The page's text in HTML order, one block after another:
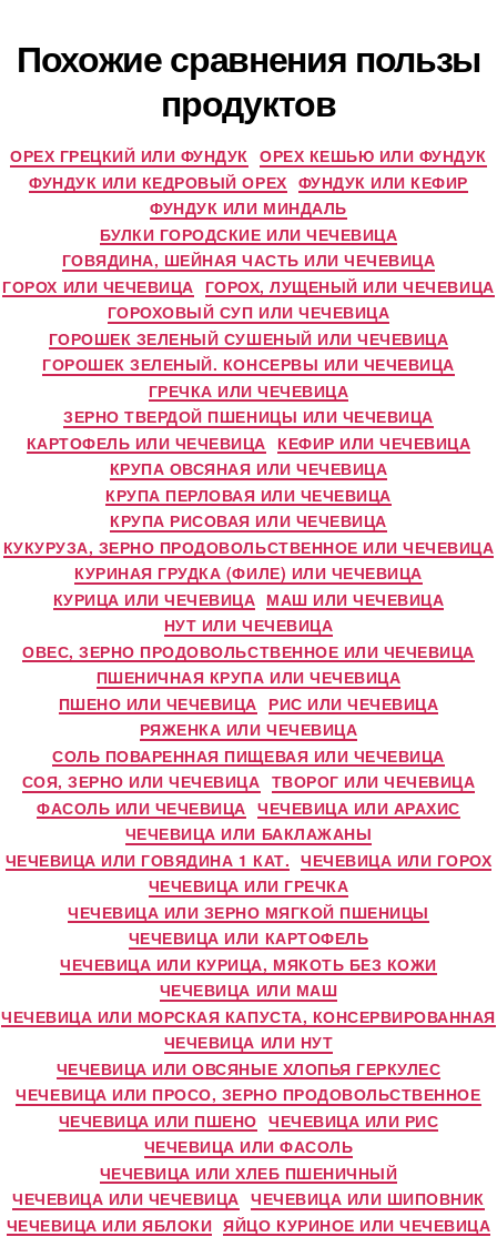
Похожие сравнения пользы
продуктов
ОРЕХ ГРЕЦКИЙ ИЛИ ФУНДУК ОРЕХ КЕШЬЮ ИЛИ ФУНДУК
ФУНДУК ИЛИ КЕДРОВЫЙ ОРЕХ ФУНДУК ИЛИ КЕФИР
ФУНДУК ИЛИ МИНДАЛЬ
БУЛКИ ГОРОДСКИЕ ИЛИ ЧЕЧЕВИЦА
ГОВЯДИНА, ШЕЙНАЯ ЧАСТЬ ИЛИ ЧЕЧЕВИЦА
ГОРОХ ИЛИ ЧЕЧЕВИЦА ГОРОХ, ЛУЩЕНЫЙ ИЛИ ЧЕЧЕВИЦА
ГОРОХОВЫЙ СУП ИЛИ ЧЕЧЕВИЦА
ГОРОШЕК ЗЕЛЕНЫЙ СУШЕНЫЙ ИЛИ ЧЕЧЕВИЦА
ГОРОШЕК ЗЕЛЕНЫЙ. КОНСЕРВЫ ИЛИ ЧЕЧЕВИЦА
ГРЕЧКА ИЛИ ЧЕЧЕВИЦА
ЗЕРНО ТВЕРДОЙ ПШЕНИЦЫ ИЛИ ЧЕЧЕВИЦА
КАРТОФЕЛЬ ИЛИ ЧЕЧЕВИЦА КЕФИР ИЛИ ЧЕЧЕВИЦА
КРУПА ОВСЯНАЯ ИЛИ ЧЕЧЕВИЦА
КРУПА ПЕРЛОВАЯ ИЛИ ЧЕЧЕВИЦА
КРУПА РИСОВАЯ ИЛИ ЧЕЧЕВИЦА
КУКУРУЗА, ЗЕРНО ПРОДОВОЛЬСТВЕННОЕ ИЛИ ЧЕЧЕВИЦА
КУРИНАЯ ГРУДКА (ФИЛЕ) ИЛИ ЧЕЧЕВИЦА
КУРИЦА ИЛИ ЧЕЧЕВИЦА МАШ ИЛИ ЧЕЧЕВИЦА
НУТ ИЛИ ЧЕЧЕВИЦА
ОВЕС, ЗЕРНО ПРОДОВОЛЬСТВЕННОЕ ИЛИ ЧЕЧЕВИЦА
ПШЕНИЧНАЯ КРУПА ИЛИ ЧЕЧЕВИЦА
ПШЕНО ИЛИ ЧЕЧЕВИЦА РИС ИЛИ ЧЕЧЕВИЦА
РЯЖЕНКА ИЛИ ЧЕЧЕВИЦА
СОЛЬ ПОВАРЕННАЯ ПИЩЕВАЯ ИЛИ ЧЕЧЕВИЦА
СОЯ, ЗЕРНО ИЛИ ЧЕЧЕВИЦА ТВОРОГ ИЛИ ЧЕЧЕВИЦА
ФАСОЛЬ ИЛИ ЧЕЧЕВИЦА ЧЕЧЕВИЦА ИЛИ АРАХИС
ЧЕЧЕВИЦА ИЛИ БАКЛАЖАНЫ
ЧЕЧЕВИЦА ИЛИ ГОВЯДИНА 1 КАТ. ЧЕЧЕВИЦА ИЛИ ГОРОХ
ЧЕЧЕВИЦА ИЛИ ГРЕЧКА
ЧЕЧЕВИЦА ИЛИ ЗЕРНО МЯГКОЙ ПШЕНИЦЫ
ЧЕЧЕВИЦА ИЛИ КАРТОФЕЛЬ
ЧЕЧЕВИЦА ИЛИ КУРИЦА, МЯКОТЬ БЕЗ КОЖИ
ЧЕЧЕВИЦА ИЛИ МАШ
ЧЕЧЕВИЦА ИЛИ МОРСКАЯ КАПУСТА, КОНСЕРВИРОВАННАЯ
ЧЕЧЕВИЦА ИЛИ НУТ
ЧЕЧЕВИЦА ИЛИ ОВСЯНЫЕ ХЛОПЬЯ ГЕРКУЛЕС
ЧЕЧЕВИЦА ИЛИ ПРОСО, ЗЕРНО ПРОДОВОЛЬСТВЕННОЕ
ЧЕЧЕВИЦА ИЛИ ПШЕНО ЧЕЧЕВИЦА ИЛИ РИС
ЧЕЧЕВИЦА ИЛИ ФАСОЛЬ
ЧЕЧЕВИЦА ИЛИ ХЛЕБ ПШЕНИЧНЫЙ
ЧЕЧЕВИЦА ИЛИ ЧЕЧЕВИЦА ЧЕЧЕВИЦА ИЛИ ШИПОВНИК
ЧЕЧЕВИЦА ИЛИ ЯБЛОКИ ЯЙЦО КУРИНОЕ ИЛИ ЧЕЧЕВИЦА